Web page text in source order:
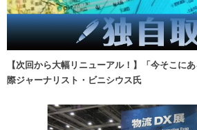
【次回から大幅リニューアル！】「今そこに
際ジャーナリスト・ビニシウス氏